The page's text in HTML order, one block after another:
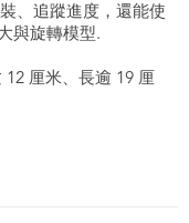
、追蹤進度，還能使
與旋轉模型.
12 厘米、長逾 19 厘